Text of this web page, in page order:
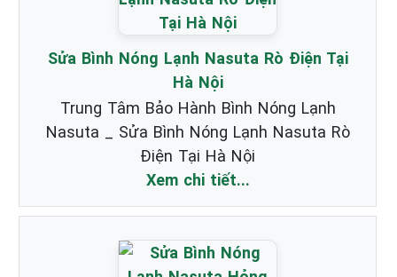
Sửa Bình Nóng Lạnh Nasuta Rò Điện Tại
Hà Nội
Trung Tâm Bảo Hành Bình Nóng Lạnh
Nasuta _ Sửa Bình Nóng Lạnh Nasuta Rò
Điện Tại Hà Nội
Xem chi tiết...